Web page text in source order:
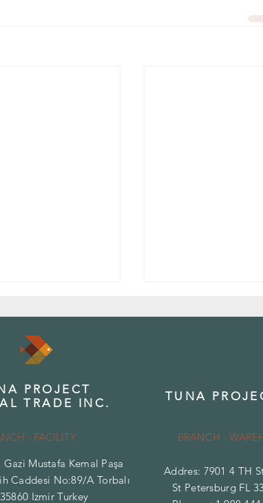
PROJECT
TRADE INC.
- FACILITY
Gazi Mustafa Kemal Paşa
Caddesi No:89/A Torbalı
35860 Izmir Turkey
TUNA
BRANCH -
Addres: 7901 4 TH
St Petersburg FL